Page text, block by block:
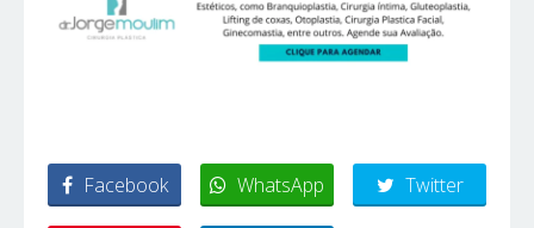
Facebook WhatsApp Twitter